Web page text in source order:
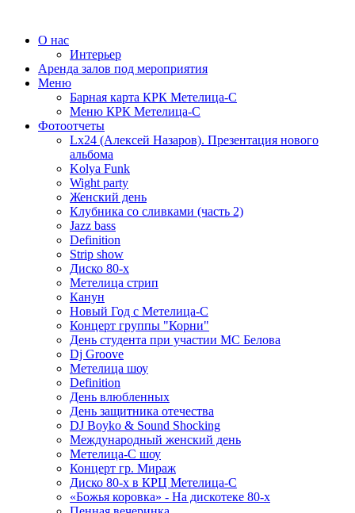
О нас
Интерьер
Аренда залов под мероприятия
Меню
Барная карта КРК Метелица-С
Меню КРК Метелица-С
Фотоотчеты
Lx24 (Алексей Назаров). Презентация нового
альбома
Kolya Funk
Wight party
Женский день
Клубника со сливками (часть 2)
Jazz bass
Definition
Strip show
Диско 80-х
Метелица стрип
Канун
Новый Год с Метелица-С
Концерт группы "Корни"
День студента при участии МС Белова
Dj Groove
Метелица шоу
Definition
День влюбленных
День защитника отечества
DJ Boyko & Sound Shocking
Международный женский день
Метелица-С шоу
Концерт гр. Мираж
Диско 80-х в КРЦ Метелица-С
«Божья коровка» - На дискотеке 80-х